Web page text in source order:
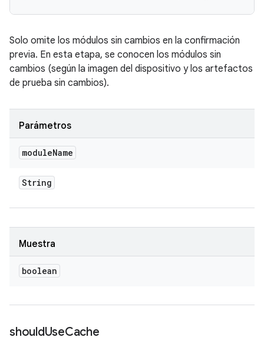
Solo omite los módulos sin cambios en la confirmación
previa. En esta etapa, se conocen los módulos sin
cambios (según la imagen del dispositivo y los artefactos
de prueba sin cambios).
Parámetros
moduleName
String
Muestra
boolean
shouldUseCache